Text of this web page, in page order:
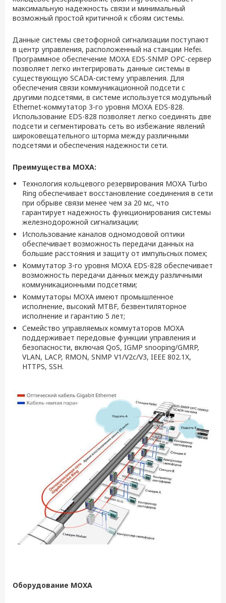
максимальную надежность связи и минимальный
возможный простой критичной к сбоям системы.
Данные системы светофорной сигнализации поступают
в центр управления, расположенный на станции Hefei.
Программное обеспечение MOXA EDS-SNMP OPC-сервер
позволяет легко интегрировать данные системы в
существующую SCADA-систему управления. Для
обеспечения связи коммуникационной подсети с
другими подсетями, в системе используется модульный
Ethernet-коммутатор 3-го уровня MOXA EDS-828.
Использование EDS-828 позволяет легко соединять две
подсети и сегментировать сеть во избежание явлений
широковещательного шторма между различными
подсетями и обеспечения надежности сети.
Преимущества MOXA:
Технология кольцевого резервирования MOXA Turbo
Ring обеспечивает восстановление соединения в сети
при обрыве связи менее чем за 20 мс, что
гарантирует надежность функционирования системы
железнодорожной сигнализации;
Использование каналов одномодовой оптики
обеспечивает возможность передачи данных на
большие расстояния и защиту от импульсных помех;
Коммутатор 3-го уровня MOXA EDS-828 обеспечивает
возможность передачи данных между различными
коммуникационными подсетями;
Коммутаторы MOXA имеют промышленное
исполнение, высокий MTBF, безвентиляторное
исполнение и гарантию 5 лет;
Семейство управляемых коммутаторов MOXA
поддерживает передовые функции управления и
безопасности, включая QoS, IGMP snooping/GMRP,
VLAN, LACP, RMON, SNMP V1/V2c/V3, IEEE 802.1X,
HTTPS, SSH.
Оборудование MOXA